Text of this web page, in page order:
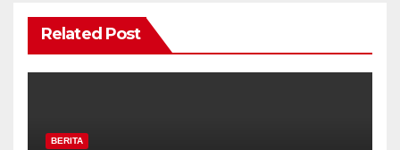
Related Post
BERITA